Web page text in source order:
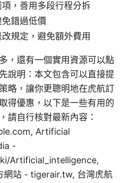
，善用多段行程分拆
錯過低價
規定，避免額外費用
，還有一個實用資源可以點
說明：本文包含可以直接提
略，讓你更聰明地在虎航訂
得優惠，以下是一些有用的
請自行核對最新內容：
Artificial
-
Artificial_intelligence,
網站 - tigerair.tw, 台灣虎航